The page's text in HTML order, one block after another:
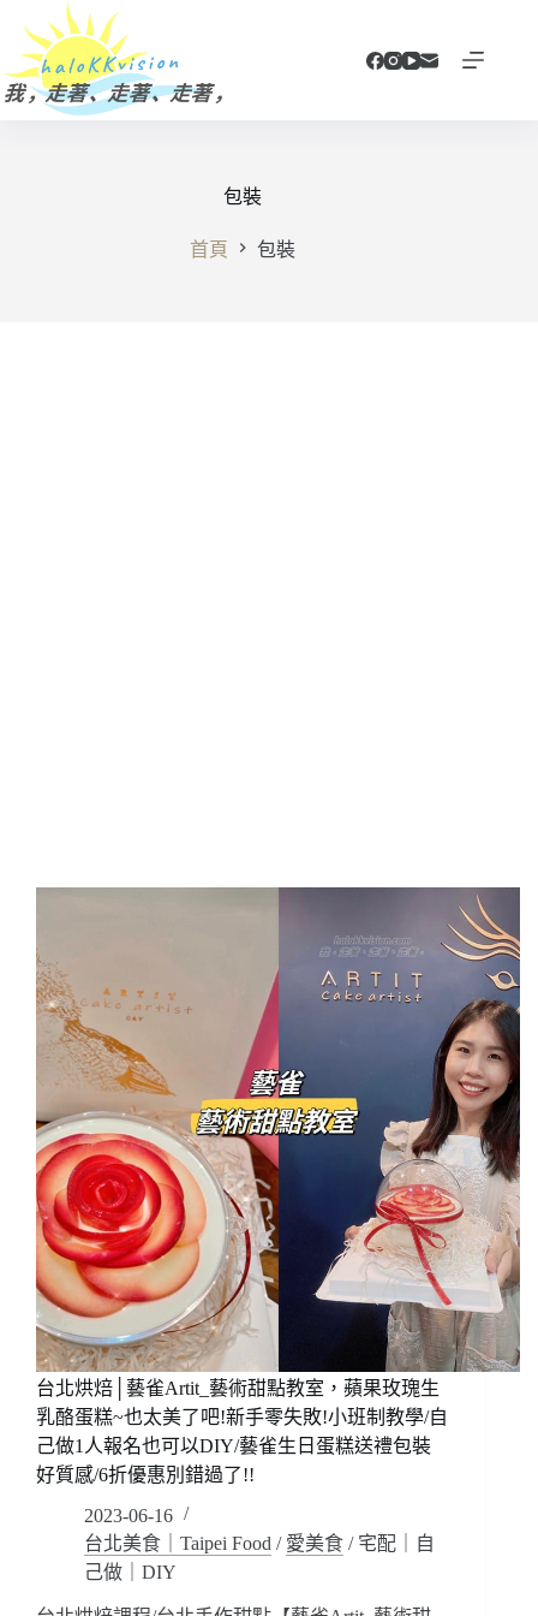
主
要
包裝
首頁 包裝
台北烘焙│藝雀Artit_藝術甜點教室，蘋果玫瑰生
乳酪蛋糕~也太美了吧!新手零失敗!小班制教學/自
己做1人報名也可以DIY/藝雀生日蛋糕送禮包裝
好質感/6折優惠別錯過了!!
2023-06-16
台北美食｜Taipei Food / 愛美食 / 宅配｜自
己做｜DIY